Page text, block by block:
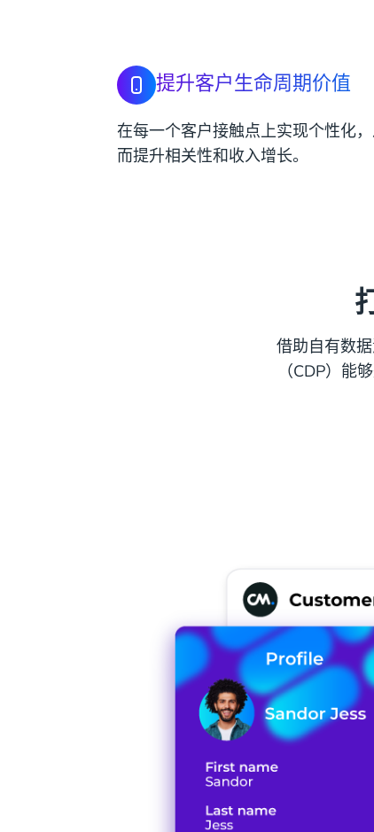
提升客户生命周期价值
在每一个客户接触点上实现个性化
而提升相关性和收入增长。
借助自有数
（CDP）能